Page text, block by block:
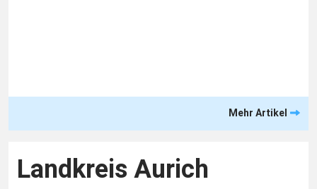
Mehr Artikel
Landkreis Aurich